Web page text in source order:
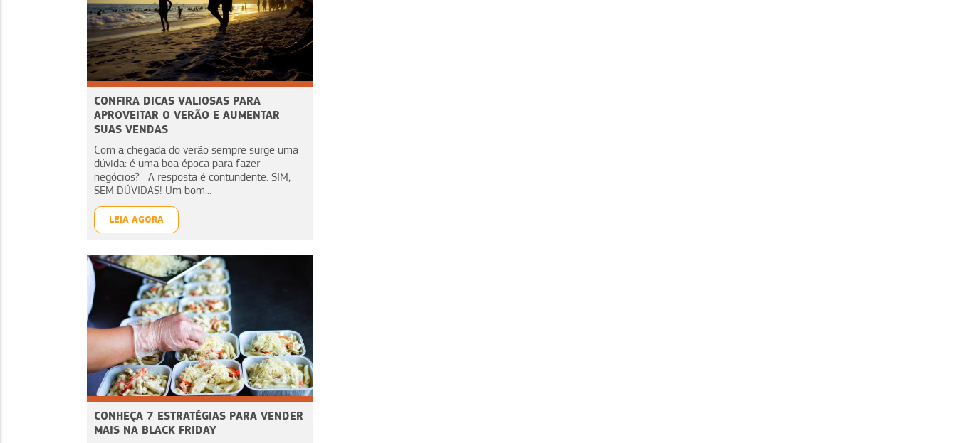
CONFIRA DICAS VALIOSAS PARA
APROVEITAR O VERÃO E AUMENTAR
SUAS VENDAS
Com a chegada do verão sempre surge uma
dúvida: é uma boa época para fazer
negócios? A resposta é contundente: SIM,
SEM DÚVIDAS! Um bom...
LEIA AGORA
CONHEÇA 7 ESTRATÉGIAS PARA VENDER
MAIS NA BLACK FRIDAY